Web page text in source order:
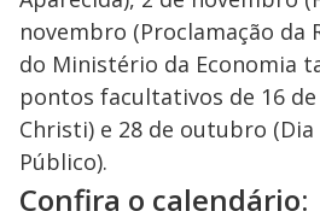
novembro (Proclamação da
do Ministério da Economia
pontos facultativos de 16
Christi) e 28 de outubro
Público).
Confira o calendário: